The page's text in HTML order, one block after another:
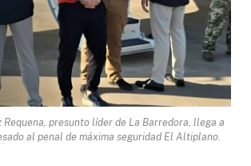
Requena, presunto líder de La Barredora, llega a
al penal de máxima seguridad El Altiplano.